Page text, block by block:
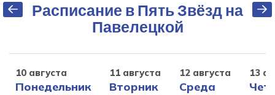
Расписание в Пять Звёзд на
Павелецкой
10 августа
Понедельник
11 августа
Вторник
12 августа
Среда
13